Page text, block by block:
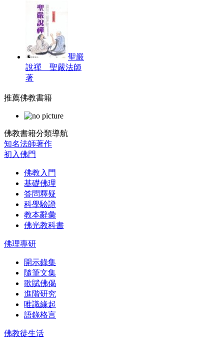
聖嚴
說禪 聖嚴法師
著
推薦佛教書籍
佛教書籍分類導航
知名法師著作
初入佛門
佛教入門
基礎佛理
答問釋疑
科學驗證
教本辭彙
佛光教科書
佛理專研
開示錄集
隨筆文集
歌賦佛偈
進階研究
唯識緣起
語錄格言
佛教徒生活